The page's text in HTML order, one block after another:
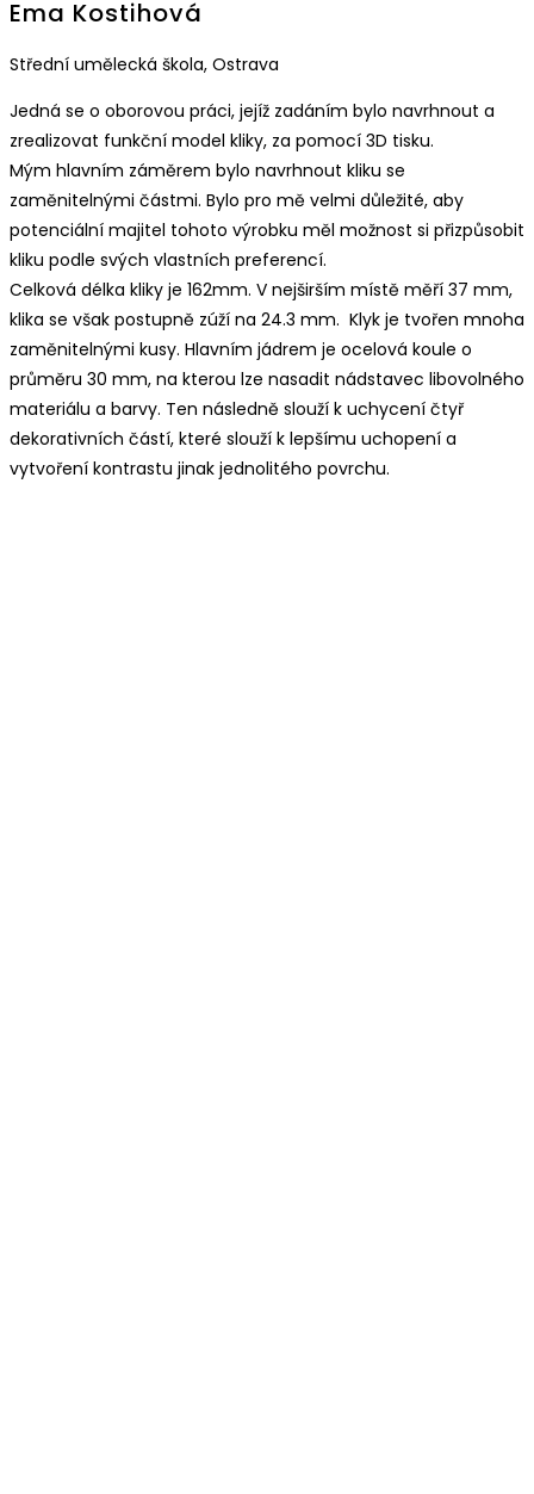
Ema Kostihová
Střední umělecká škola, Ostrava
Jedná se o oborovou práci, jejíž zadáním bylo navrhnout a
zrealizovat funkční model kliky, za pomocí 3D tisku.
Mým hlavním záměrem bylo navrhnout kliku se
zaměnitelnými částmi. Bylo pro mě velmi důležité, aby
potenciální majitel tohoto výrobku měl možnost si přizpůsobit
kliku podle svých vlastních preferencí.
Celková délka kliky je 162mm. V nejširším místě měří 37 mm,
klika se však postupně zúží na 24.3 mm. Klyk je tvořen mnoha
zaměnitelnými kusy. Hlavním jádrem je ocelová koule o
průměru 30 mm, na kterou lze nasadit nádstavec libovolného
materiálu a barvy. Ten následně slouží k uchycení čtyř
dekorativních částí, které slouží k lepšímu uchopení a
vytvoření kontrastu jinak jednolitého povrchu.